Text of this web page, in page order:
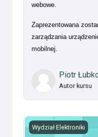
webowe.
Zaprezentowana
zarządzania
mobilnej.
Piotr
Autor kursu
Konwergencja
Wydział Elektroniki